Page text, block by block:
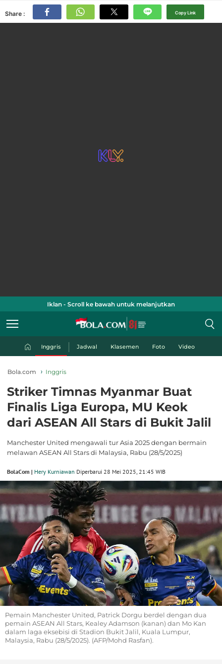
Share : Copy Link
Iklan - Scroll ke bawah untuk melanjutkan
Inggris Jadwal Klasemen Foto Video
Bola.com Inggris
Striker Timnas Myanmar Buat
Finalis Liga Europa, MU Keok
dari ASEAN All Stars di Bukit Jalil
Manchester United mengawali tur Asia 2025 dengan bermain
melawan ASEAN All Stars di Malaysia, Rabu (28/5/2025)
BolaCom | Hery Kurniawan Diperbarui 28 Mei 2025, 21:45 WIB
Pemain Manchester United, Patrick Dorgu berdel dengan dua
pemain ASEAN All Stars, Kealey Adamson (kanan) dan Mo Kan
dalam laga eksebisi di Stadion Bukit Jalil, Kuala Lumpur,
Malaysia, Rabu (28/5/2025). (AFP/Mohd Rasfan).